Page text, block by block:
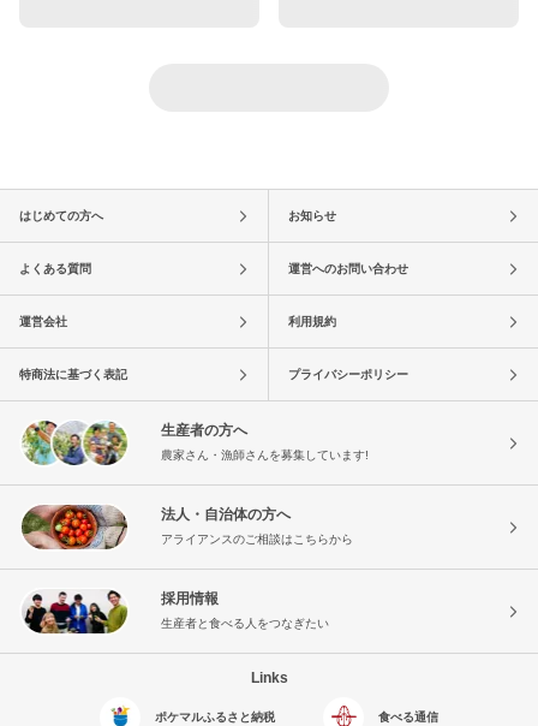
はじめての方へ お知らせ
よくある質問 運営へのお問い合わせ
運営会社 利用規約
特商法に基づく表記 プライバシーポリシー
生産者の方へ
農家さん・漁師さんを募集しています!
法人・自治体の方へ
アライアンスのご相談はこちらから
採用情報
生産者と食べる人をつなぎたい
Links
ポケマルふるさと納税 食べる通信